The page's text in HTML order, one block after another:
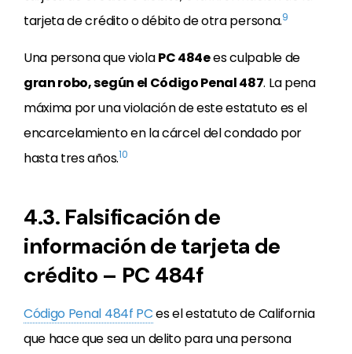
tarjeta de crédito o débito de otra persona.9
Una persona que violaPC 484ees culpable de
gran robo, según el Código Penal 487. La pena
máxima por una violación de este estatuto es el
encarcelamiento en la cárcel del condado por
hasta tres años.10
4.3. Falsificación de
información de tarjeta de
crédito – PC 484f
Código Penal 484f PCes el estatuto de California
que hace que sea un delito para una persona